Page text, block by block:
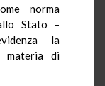
norma
Stato –
la
materia di